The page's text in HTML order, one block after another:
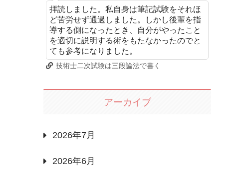
拝読しました。私自身は筆記試験をそれほ
ど苦労せず通過しました。しかし後輩を指
導する側になったとき、自分がやったこと
を適切に説明する術をもたなかったのでと
ても参考になりました。
技術士二次試験は三段論法で書く
アーカイブ
2026年7月
2026年6月